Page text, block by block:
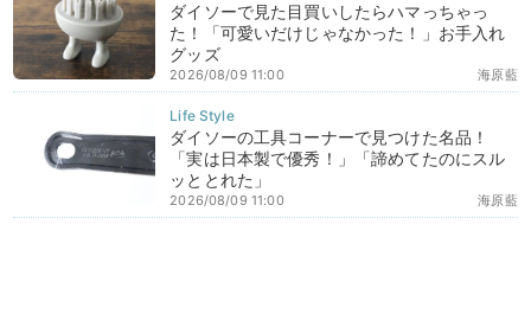
ダイソーで見た目買いしたらハマっちゃっ
た！「可愛いだけじゃなかった！」お手入れ
グッズ
海原藍
2026/08/09 11:00
ダイソーの工具コーナーで見つけた名品！
「実は日本製で優秀！」「諦めてたのにスル
ッととれた」
海原藍
2026/08/09 11:00